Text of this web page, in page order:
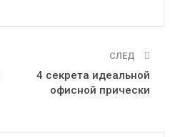
СЛЕД
4 секрета идеальной
офисной прически